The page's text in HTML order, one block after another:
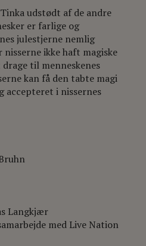
udstødt af de andre
er farlige og
julestjerne nemlig
ikke haft magiske
til menneskenes
kan få den tabte magi
accepteret i nissernes
Langkjær
med Live Nation